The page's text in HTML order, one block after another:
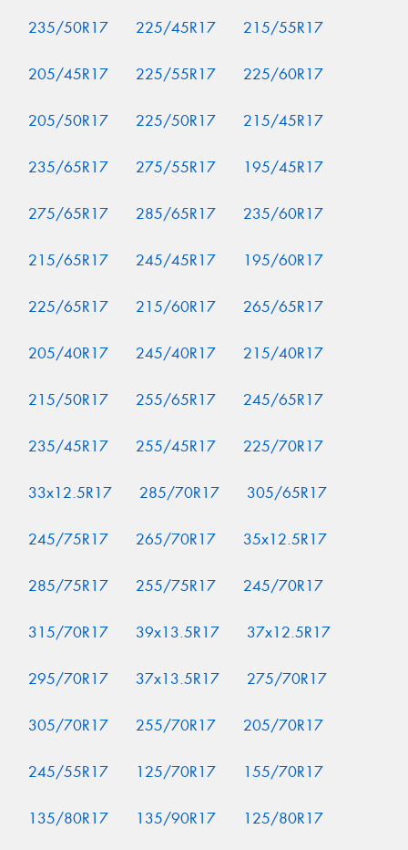
235/50R17 225/45R17 215/55R17
205/45R17 225/55R17 225/60R17
205/50R17 225/50R17 215/45R17
235/65R17 275/55R17 195/45R17
275/65R17 285/65R17 235/60R17
215/65R17 245/45R17 195/60R17
225/65R17 215/60R17 265/65R17
205/40R17 245/40R17 215/40R17
215/50R17 255/65R17 245/65R17
235/45R17 255/45R17 225/70R17
33x12.5R17 285/70R17 305/65R17
245/75R17 265/70R17 35x12.5R17
285/75R17 255/75R17 245/70R17
315/70R17 39x13.5R17 37x12.5R17
295/70R17 37x13.5R17 275/70R17
305/70R17 255/70R17 205/70R17
245/55R17 125/70R17 155/70R17
135/80R17 135/90R17 125/80R17